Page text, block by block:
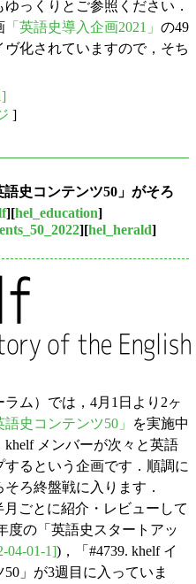
っくりとご参照ください．
「英語史導入企画2021」 の49
化されていますので，そち
]
史コンテンツ50」がそろ
][hel_education]
][hel_herald]
ム）では，4月1日より2ヶ
語史コンテンツ50」
を実施中
メンバーが次々と英語
るという企画です．順調に
ろ終盤戦に入ります．
ごとに紹介・レビューして
度の「英語史スタートアッ
04-01-1])，「#4739. khelf イ
」が3週目に入っていま